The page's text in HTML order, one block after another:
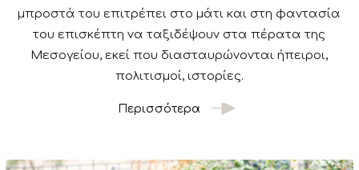
μπροστά του επιτρέπει στο μάτι και στη φαντασία
του επισκέπτη να ταξιδέψουν στα πέρατα της
Μεσογείου, εκεί που διασταυρώνονται ήπειροι,
πολιτισμοί, ιστορίες.
Περισσότερα